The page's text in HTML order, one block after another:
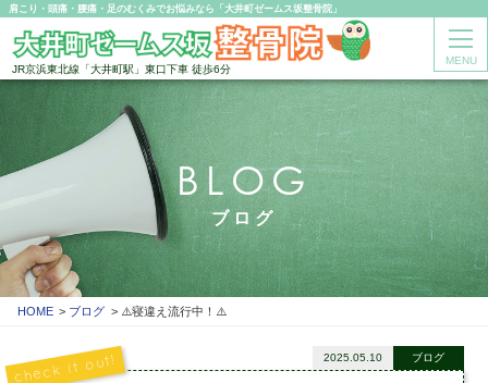
肩こり・頭痛・腰痛・足のむくみでお悩みなら「大井町ゼームス坂整骨院」
JR京浜東北線「大井町駅」東口下車 徒歩6分
MENU
BLOG
ブログ
HOME ブログ ⚠️寝違え流行中！⚠️
2025.05.10 ブログ